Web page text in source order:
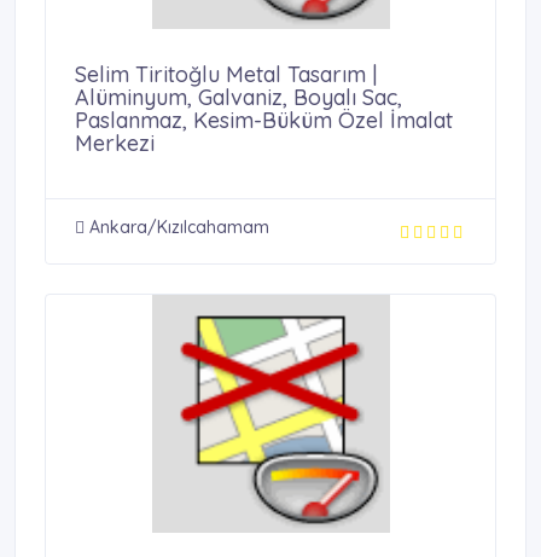
Selim Tiritoğlu Metal Tasarım |
Alüminyum, Galvaniz, Boyalı Sac,
Paslanmaz, Kesim-Büküm Özel İmalat
Merkezi
Ankara/Kızılcahamam